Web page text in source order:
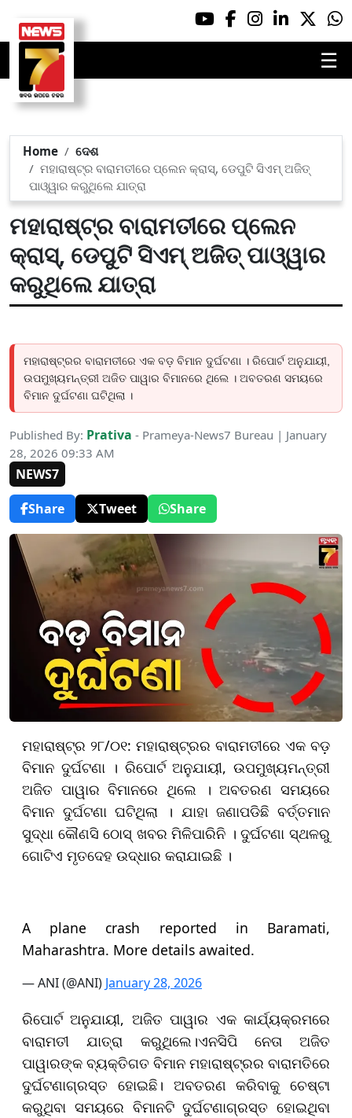
☰
Home
ଦେଶ
ମହାରାଷ୍ଟ୍ର ବାରାମତୀରେ ପ୍ଲେନ କ୍ରାସ୍, ଡେପୁଟି ସିଏମ୍‌ ଅଜିତ୍
ପାଓ୍ୱାର କରୁଥିଲେ ଯାତ୍ରା
ମହାରାଷ୍ଟ୍ର ବାରାମତୀରେ ପ୍ଲେନ
କ୍ରାସ୍, ଡେପୁଟି ସିଏମ୍‌ ଅଜିତ୍ ପାଓ୍ୱାର
କରୁଥିଲେ ଯାତ୍ରା
ମହାରାଷ୍ଟ୍ରର ବାରାମତୀରେ ଏକ ବଡ଼ ବିମାନ ଦୁର୍ଘଟଣା । ରିପୋର୍ଟ ଅନୁଯାୟୀ,
ଉପମୁଖ୍ୟମନ୍ତ୍ରୀ ଅଜିତ ପାୱାର ବିମାନରେ ଥିଲେ । ଅବତରଣ ସମୟରେ
ବିମାନ ଦୁର୍ଘଟଣା ଘଟିଥିଲା ।
Published By: Prativa - Prameya-News7 Bureau | January
28, 2026 09:33 AM
NEWS7
Share
Tweet Share
ମହାରାଷ୍ଟ୍ର ୨୮/୦୧: ମହାରାଷ୍ଟ୍ରର ବାରାମତୀରେ ଏକ ବଡ଼
ବିମାନ ଦୁର୍ଘଟଣା । ରିପୋର୍ଟ ଅନୁଯାୟୀ, ଉପମୁଖ୍ୟମନ୍ତ୍ରୀ
ଅଜିତ ପାୱାର ବିମାନରେ ଥିଲେ । ଅବତରଣ ସମୟରେ
ବିମାନ ଦୁର୍ଘଟଣା ଘଟିଥିଲା । ଯାହା ଜଣାପଡିଛି ବର୍ତ୍ତମାନ
ସୁଦ୍ଧା କୌଣସି ଠୋସ୍ ଖବର ମିଳିପାରିନି । ଦୁର୍ଘଟଣା ସ୍ଥଳରୁ
ଗୋଟିଏ ମୃତଦେହ ଉଦ୍ଧାର କରାଯାଇଛି ।
A plane crash reported in Baramati,
Maharashtra. More details awaited.
— ANI (@ANI) January 28, 2026
ରିପୋର୍ଟ ଅନୁଯାୟୀ, ଅଜିତ ପାୱାର ଏକ କାର୍ଯ୍ୟକ୍ରମରେ
ବାରାମତୀ ଯାତ୍ରା କରୁଥିଲେ।ଏନସିପି ନେତା ଅଜିତ
ପାୱାରଙ୍କ ବ୍ୟକ୍ତିଗତ ବିମାନ ମହାରାଷ୍ଟ୍ରର ବାରାମତିରେ
ଦୁର୍ଘଟଣାଗ୍ରସ୍ତ ହୋଇଛି। ଅବତରଣ କରିବାକୁ ଚେଷ୍ଟା
କରୁଥିବା ସମୟରେ ବିମାନଟି ଦୁର୍ଘଟଣାଗ୍ରସ୍ତ ହୋଇଥିବା